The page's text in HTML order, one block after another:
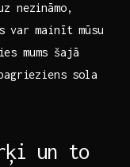
‍nezināmo,⁤
mainīt mūsu
mums šajā
sola
un to